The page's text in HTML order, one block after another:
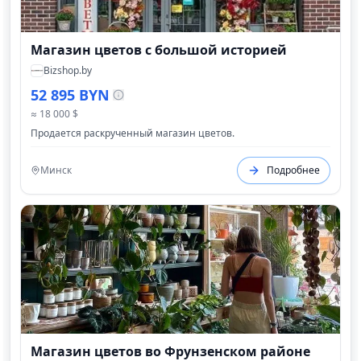
Магазин цветов с большой историей
Bizshop.by
52 895 BYN
≈ 18 000 $
Продается раскрученный магазин цветов.
Минск Подробнее
Магазин цветов во Фрунзенском районе